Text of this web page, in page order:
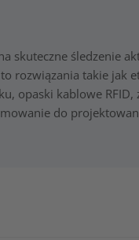
skuteczne śledzenie
rozwiązania takie jak
opaski kablowe RFID,
do